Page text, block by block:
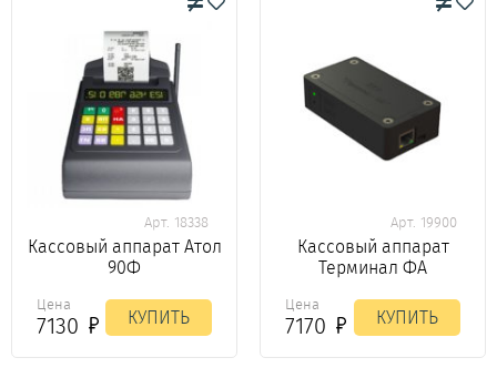
Арт. 18338
Кассовый аппарат Атол
90Ф
Цена
7130 КУПИТЬ
Арт. 19900
Кассовый аппарат
Терминал ФА
Цена
7170 КУПИТЬ